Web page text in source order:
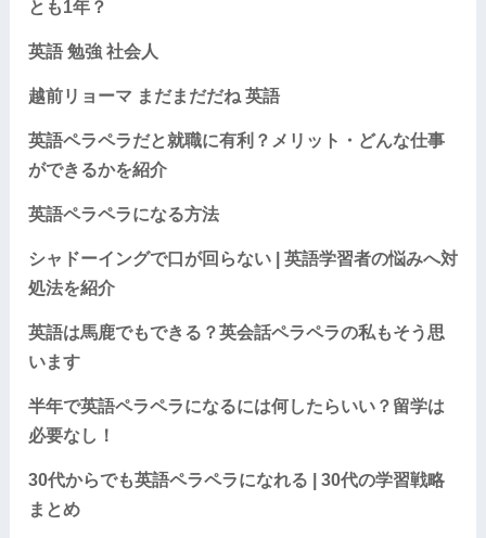
とも1年？
英語 勉強 社会人
越前リョーマ まだまだだね 英語
英語ペラペラだと就職に有利？メリット・どんな仕事
ができるかを紹介
英語ペラペラになる方法
シャドーイングで口が回らない | 英語学習者の悩みへ対
処法を紹介
英語は馬鹿でもできる？英会話ペラペラの私もそう思
います
半年で英語ペラペラになるには何したらいい？留学は
必要なし！
30代からでも英語ペラペラになれる | 30代の学習戦略
まとめ